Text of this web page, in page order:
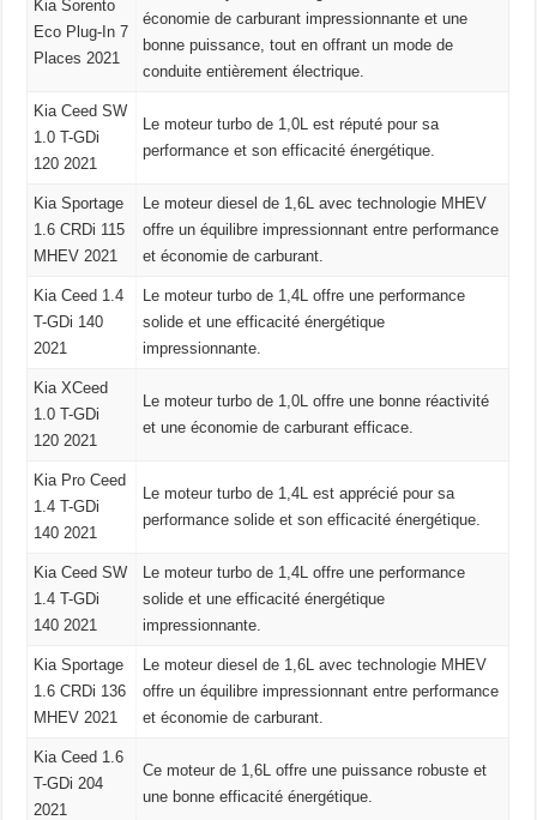
Kia Sorento
Eco Plug-In 7
Places 2021
économie de carburant impressionnante et une
bonne puissance, tout en offrant un mode de
conduite entièrement électrique.
Kia Ceed SW
1.0 T-GDi
120 2021
Le moteur turbo de 1,0L est réputé pour sa
performance et son efficacité énergétique.
Kia Sportage
1.6 CRDi 115
MHEV 2021
Le moteur diesel de 1,6L avec technologie MHEV
offre un équilibre impressionnant entre performance
et économie de carburant.
Kia Ceed 1.4
T-GDi 140
2021
Le moteur turbo de 1,4L offre une performance
solide et une efficacité énergétique
impressionnante.
Kia XCeed
1.0 T-GDi
120 2021
Le moteur turbo de 1,0L offre une bonne réactivité
et une économie de carburant efficace.
Kia Pro Ceed
1.4 T-GDi
140 2021
Le moteur turbo de 1,4L est apprécié pour sa
performance solide et son efficacité énergétique.
Kia Ceed SW
1.4 T-GDi
140 2021
Le moteur turbo de 1,4L offre une performance
solide et une efficacité énergétique
impressionnante.
Kia Sportage
1.6 CRDi 136
MHEV 2021
Le moteur diesel de 1,6L avec technologie MHEV
offre un équilibre impressionnant entre performance
et économie de carburant.
Kia Ceed 1.6
T-GDi 204
2021
Ce moteur de 1,6L offre une puissance robuste et
une bonne efficacité énergétique.